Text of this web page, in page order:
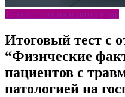
Травматология и ортопедия
Итоговый тест с
“Физические
пациентов с
патологией на